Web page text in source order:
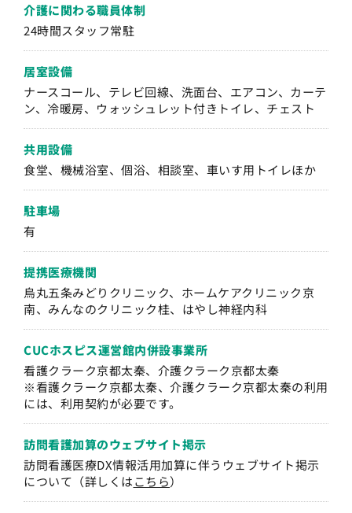
介護に関わる職員体制
24時間スタッフ常駐
居室設備
ナースコール、テレビ回線、洗面台、エアコン、カーテ
ン、冷暖房、ウォッシュレット付きトイレ、チェスト
共用設備
食堂、機械浴室、個浴、相談室、車いす用トイレほか
駐車場
有
提携医療機関
烏丸五条みどりクリニック、ホームケアクリニック京
南、みんなのクリニック桂、はやし神経内科
CUCホスピス運営館内併設事業所
看護クラーク京都太秦、介護クラーク京都太秦
※看護クラーク京都太秦、介護クラーク京都太秦の利用
には、利用契約が必要です。
訪問看護加算のウェブサイト掲示
訪問看護医療DX情報活用加算に伴うウェブサイト掲示
について（詳しくはこちら）